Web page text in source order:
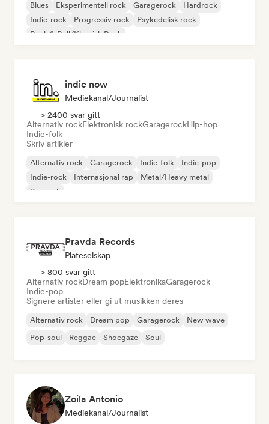
Blues Eksperimentell rock Garagerock
Hardrock
Indie-rock
Progressiv rock
Psykedelisk rock
Rock & Roll/Klassisk Rock
indie now
Mediekanal/journalist
> 2400 svar gitt
Alternativ rockElektronisk rockGaragerockHip-hop
Indie-folk
Skriv artikler
Alternativ rock Garagerock Indie-folk
Indie-pop
Indie-rock
Internasjonal rap
Metal/Heavy metal
Poprock
Pravda Records
Plateselskap
> 800 svar gitt
Alternativ rockDream popElektronikaGaragerock
Indie-pop
Signere artister eller gi ut musikken deres
Alternativ rock Dream pop Garagerock
New wave
Pop-soul
Reggae Shoegaze Soul
Zoila Antonio
Mediekanal/journalist